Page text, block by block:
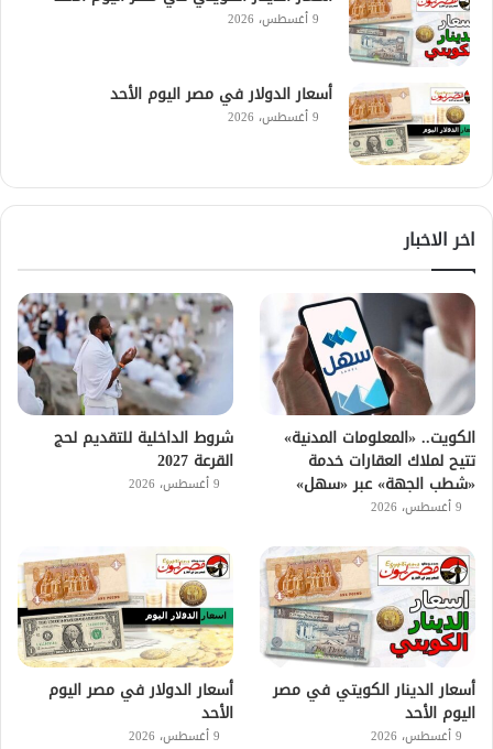
9 أغسطس، 2026
أسعار الدولار في مصر اليوم الأحد
9 أغسطس، 2026
اخر الاخبار
الكويت.. «المعلومات المدنية»
تتيح لملاك العقارات خدمة
«شطب الجهة» عبر «سهل»
9 أغسطس، 2026
شروط الداخلية للتقديم لحج
القرعة 2027
9 أغسطس، 2026
أسعار الدينار الكويتي في مصر
اليوم الأحد
9 أغسطس، 2026
أسعار الدولار في مصر اليوم
الأحد
9 أغسطس، 2026